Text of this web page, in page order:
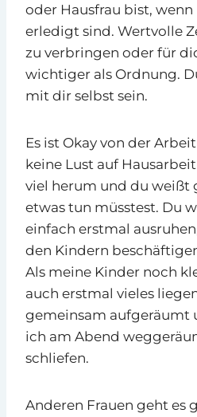
oder Hausfrau bist,
erledigt sind. Wertvolle
zu verbringen oder für
wichtiger als Ordnung.
mit dir selbst sein.
Es ist Okay von der
keine Lust auf
viel herum und du weißt
etwas tun müsstest. Du
einfach erstmal
den Kindern
Als meine Kinder noch
auch erstmal vieles
gemeinsam aufgeräumt
ich am Abend
schliefen.
Anderen Frauen geht es